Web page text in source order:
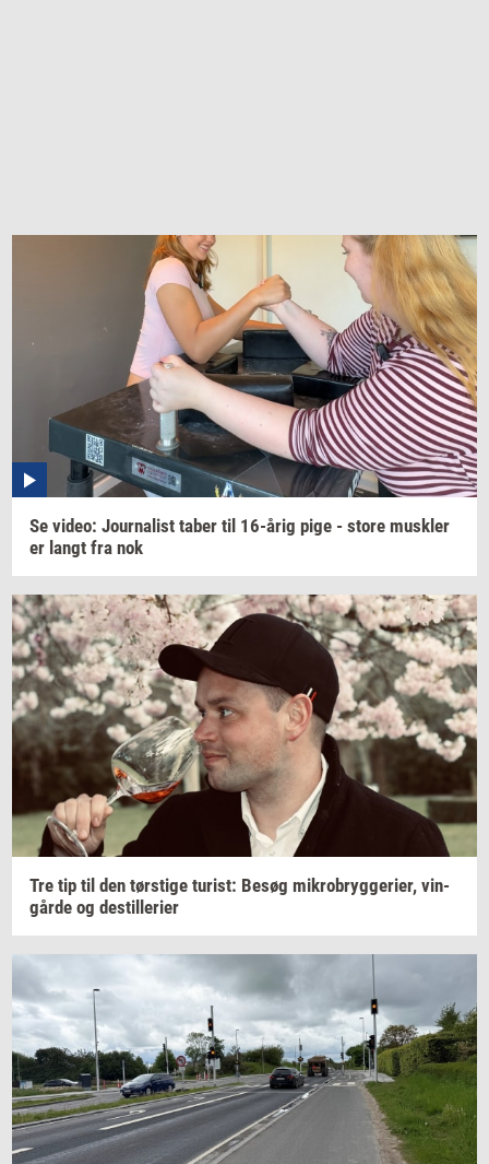
Se video: Jour­na­list taber til 16-årig pige - store mus­k­ler
er langt fra nok
Tre tip til den tørsti­ge turist: Besøg mi­kro­bryg­ge­ri­er, vin­
går­de og destil­le­ri­er